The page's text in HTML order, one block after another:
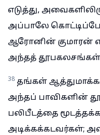
எடுத்து,
அப்பாலே
ஆரோனின் குமாரன்
அந்தத் தூபகலசங்கள்
38 தங்கள்
அந்தப் பாவிகளின்
பலிபீடத்தை
அடிக்கக்கடவர்கள்;